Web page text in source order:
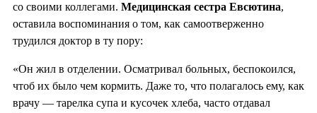
со своими коллегами. Медицинская сестра Евсютина,
оставила воспоминания о том, как самоотверженно
трудился доктор в ту пору:
«Он жил в отделении. Осматривал больных, беспокоился,
чтоб их было чем кормить. Даже то, что полагалось ему, как
врачу — тарелка супа и кусочек хлеба, часто отдавал